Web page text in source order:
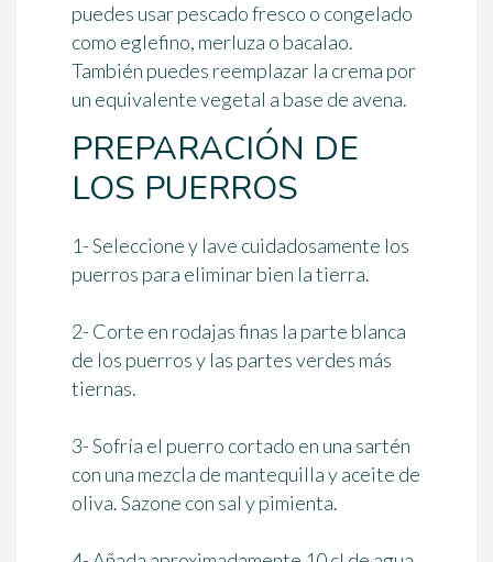
puedes usar pescado fresco o congelado
como eglefino, merluza o bacalao.
También puedes reemplazar la crema por
un equivalente vegetal a base de avena.
PREPARACIÓN DE
LOS PUERROS
1- Seleccione y lave cuidadosamente los
puerros para eliminar bien la tierra.
2- Corte en rodajas finas la parte blanca
de los puerros y las partes verdes más
tiernas.
3- Sofría el puerro cortado en una sartén
con una mezcla de mantequilla y aceite de
oliva. Sazone con sal y pimienta.